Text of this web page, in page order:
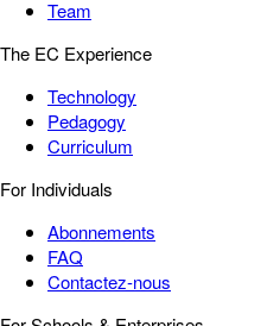
Team
The EC Experience
Technology
Pedagogy
Curriculum
For Individuals
Abonnements
FAQ
Contactez-nous